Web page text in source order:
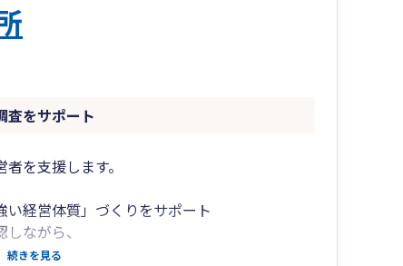
査をサポート
を支援します。
経営体質」づくりをサポート
ながら、
策定、資金繰り改善まで
続きを見る